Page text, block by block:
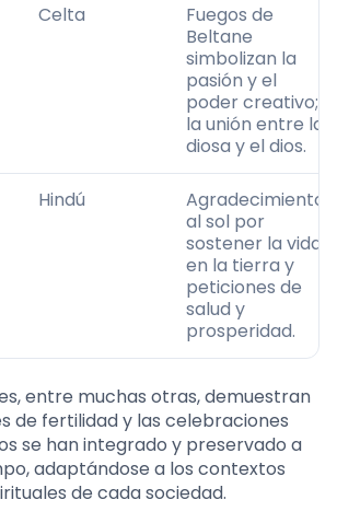
Celta
Fuegos de
Beltane
simbolizan la
pasión y el
poder creativo;
la unión entre la
diosa y el dios.
Hindú
Agradecimiento
al sol por
sostener la vida
en la tierra y
peticiones de
salud y
prosperidad.
entre muchas otras, demuestran
de fertilidad y las celebraciones
se han integrado y preservado a
adaptándose a los contextos
de cada sociedad.